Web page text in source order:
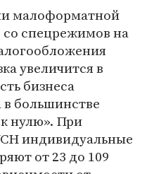
малоформатной
со спецрежимов на
увеличится в
бизнеса
большинстве
нулю». При
индивидуальные
от 23 до 109